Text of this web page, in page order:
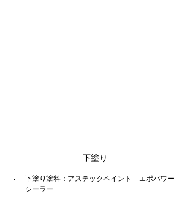
下塗り
下塗り塗料：アステックペイント　エポパワー
シーラー